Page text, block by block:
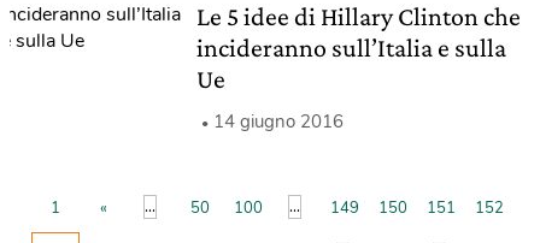
Le 5 idee di Hillary Clinton che
incideranno sull’Italia e sulla
Ue
14 giugno 2016
1 « ... 50 100 ... 149 150 151 152